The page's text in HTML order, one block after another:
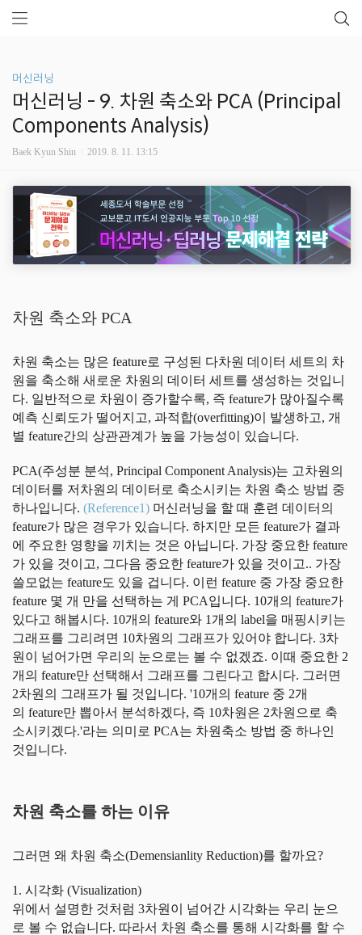
머신러닝
머신러닝 - 9. 차원 축소와 PCA (Principal
Components Analysis)
Baek Kyun Shin 2019. 8. 11. 13:15
차원 축소와 PCA
차원 축소는 많은 feature로 구성된 다차원 데이터 세트의 차
원을 축소해 새로운 차원의 데이터 세트를 생성하는 것입니
다. 일반적으로 차원이 증가할수록, 즉 feature가 많아질수록
예측 신뢰도가 떨어지고, 과적합(overfitting)이 발생하고, 개
별 feature간의 상관관계가 높을 가능성이 있습니다.
PCA(주성분 분석, Principal Component Analysis)는 고차원의
데이터를 저차원의 데이터로 축소시키는 차원 축소 방법 중
하나입니다. (Reference1) 머신러닝을 할 때 훈련 데이터의
feature가 많은 경우가 있습니다. 하지만 모든 feature가 결과
에 주요한 영향을 끼치는 것은 아닙니다. 가장 중요한 feature
가 있을 것이고, 그다음 중요한 feature가 있을 것이고.. 가장
쓸모없는 feature도 있을 겁니다. 이런 feature 중 가장 중요한
feature 몇 개 만을 선택하는 게 PCA입니다. 10개의 feature가
있다고 해봅시다. 10개의 feature와 1개의 label을 매핑시키는
그래프를 그리려면 10차원의 그래프가 있어야 합니다. 3차
원이 넘어가면 우리의 눈으로는 볼 수 없겠죠. 이때 중요한 2
개의 feature만 선택해서 그래프를 그린다고 합시다. 그러면
2차원의 그래프가 될 것입니다. '10개의 feature 중 2개
의 feature만 뽑아서 분석하겠다, 즉 10차원은 2차원으로 축
소시키겠다.'라는 의미로 PCA는 차원축소 방법 중 하나인
것입니다.
차원 축소를 하는 이유
그러면 왜 차원 축소(Demensianlity Reduction)를 할까요?
1. 시각화 (Visualization)
위에서 설명한 것처럼 3차원이 넘어간 시각화는 우리 눈으
로 볼 수 없습니다. 따라서 차원 축소를 통해 시각화를 할 수